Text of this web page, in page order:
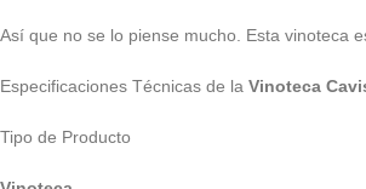
Así que no se lo piense mucho. Esta vinoteca
Especificaciones Técnicas de la Vinoteca
Tipo de Producto